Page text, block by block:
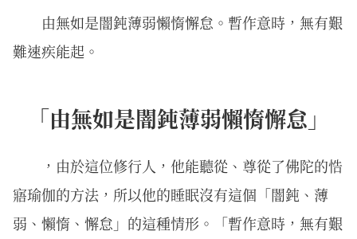
由無如是闇鈍薄弱懶惰懈怠。暫作意時，無有艱
難速疾能起。
「由無如是闇鈍薄弱懶惰懈怠」
，由於這位修行人，他能聽從、尊從了佛陀的悎
寤瑜伽的方法，所以他的睡眠沒有這個「闇鈍、薄
弱、懶惰、懈怠」的這種情形。「暫作意時，無有艱